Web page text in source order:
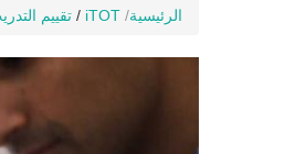
الرئيسية/
iTOT
/ تقييم